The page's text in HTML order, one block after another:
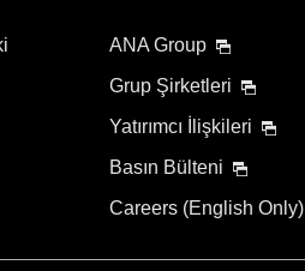
süreleri ekleANA Group
Grup Şirketleri
Yatırımcı İlişkileri
Basın Bülteni
Careers (English Only)